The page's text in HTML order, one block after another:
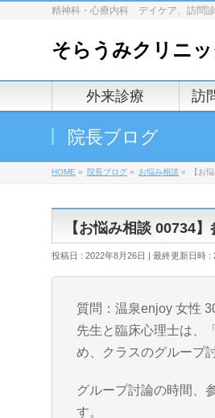
精神科・心療内科 デイケア、訪問
そらうみクリニッ
外来診療 訪
院長ブログ
HOME » 院長ブログ » お悩み相談 » 【お
【お悩み相談 00734
投稿日 : 2022年8月26日 最終更新日時 :
質問：温泉enjoy 女性
先生と臨床心理士は、
め、クラスのグループ
グループ討論の時間、
す。